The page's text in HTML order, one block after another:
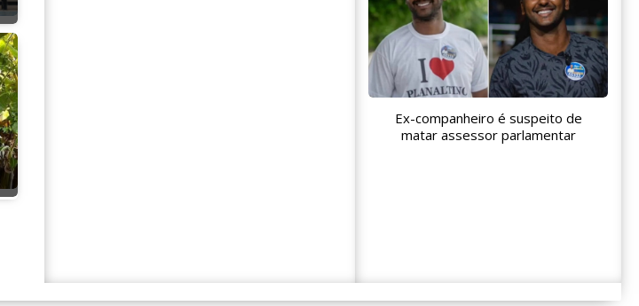
Ex-companheiro é suspeito de
matar assessor parlamentar